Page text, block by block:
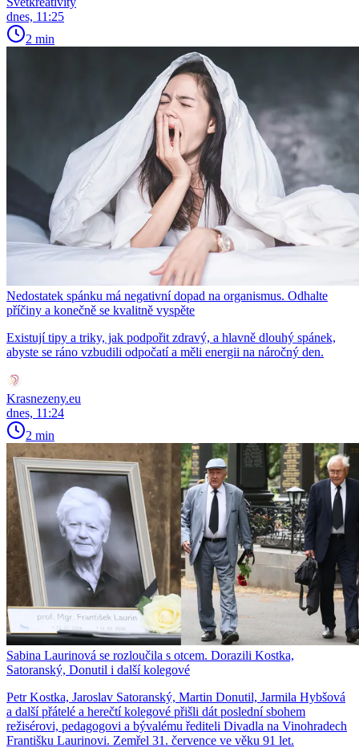
dnes, 11:25
2 min
Nedostatek spánku má negativní dopad na organismus. Odhalte
příčiny a konečně se kvalitně vyspěte
Existují tipy a triky, jak podpořit zdravý, a hlavně dlouhý spánek,
abyste se ráno vzbudili odpočatí a měli energii na náročný den.
Krasnezeny.eu
dnes, 11:24
2 min
Sabina Laurinová se rozloučila s otcem. Dorazili Kostka,
Satoranský, Donutil i další kolegové
Petr Kostka, Jaroslav Satoranský, Martin Donutil, Jarmila Hybšová
a další přátelé a herečtí kolegové přišli dát poslední sbohem
režisérovi, pedagogovi a bývalému řediteli Divadla na Vinohradech
Františku Laurinovi. Zemřel 31. července ve věku 91 let.